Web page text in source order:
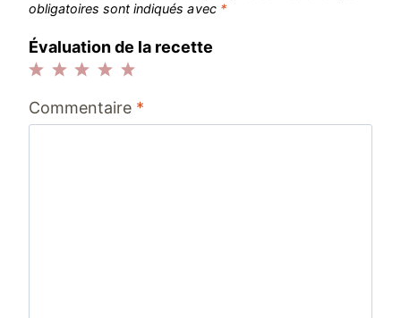
obligatoires sont indiqués avec *
Évaluation de la recette
étoiles
étoiles
étoiles
étoiles
étoile
Commentaire *